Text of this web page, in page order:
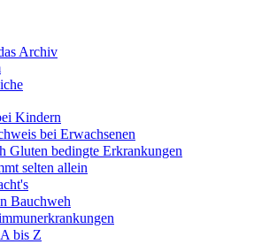
Archiv
Kindern
bei Erwachsenen
bedingte Erkrankungen
selten allein
Bauchweh
bis Z